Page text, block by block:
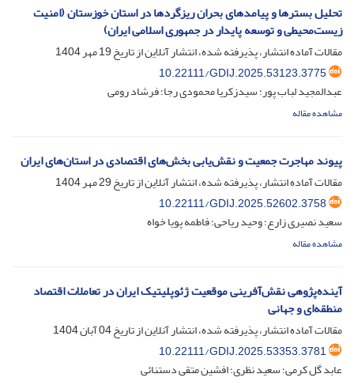
تحلیل بسترها و پیامدهای بحران ریزگردها در استان خوزستان (امنیت
زیست‌محیطی و توسعه پایدار در جمهوری اسلامی ایران)
مقالات آماده انتشار، پذیرفته شده، انتشار آنلاین از تاریخ19 مهر 1404
10.22111/GDIJ.2025.53123.3775
عبدالمجید لباب پور؛ سیدزکریا محمودی رجا؛ فرشاد رومی
مشاهده مقاله
پیوند مهاجرت جمعیت و نقش‌یابی بخش‌های اقتصادی در استان‌های ایران
مقالات آماده انتشار، پذیرفته شده، انتشار آنلاین از تاریخ29 مهر 1404
10.22111/GDIJ.2025.52602.3758
سعید نصیری زارع؛ وحید ریاحی؛ فاطمه پویا خواه
مشاهده مقاله
آینده‌پژوهی نقش‌آفرینی موقعیت ژئوپلیتیک ایران در تعاملات اقتصاد
منطقه‌ای و جهانی
مقالات آماده انتشار، پذیرفته شده، انتشار آنلاین از تاریخ04 آبان 1404
10.22111/GDIJ.2025.53353.3781
عابد گل کرمی؛ سعید نظری؛ افشین متقی دستنائی